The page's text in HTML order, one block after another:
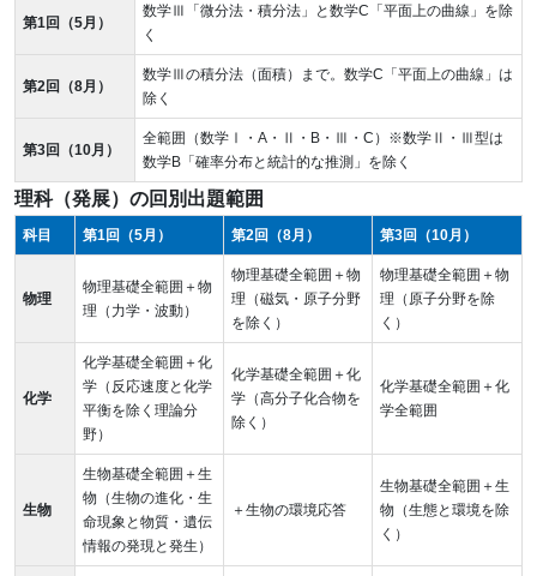
第1回（5月）
数学Ⅲ「微分法・積分法」と数学C「平面上の曲線」を除
く
第2回（8月）
数学Ⅲの積分法（面積）まで。数学C「平面上の曲線」は
除く
第3回（10月）
全範囲（数学Ⅰ・A・Ⅱ・B・Ⅲ・C）※数学Ⅱ・Ⅲ型は
数学B「確率分布と統計的な推測」を除く
理科（発展）の回別出題範囲
科目 第1回（5月） 第2回（8月） 第3回（10月）
物理
物理基礎全範囲＋物
理（力学・波動）
物理基礎全範囲＋物
理（磁気・原子分野
を除く）
物理基礎全範囲＋物
理（原子分野を除
く）
化学
化学基礎全範囲＋化
学（反応速度と化学
平衡を除く理論分
野）
化学基礎全範囲＋化
学（高分子化合物を
除く）
化学基礎全範囲＋化
学全範囲
生物
生物基礎全範囲＋生
物（生物の進化・生
命現象と物質・遺伝
情報の発現と発生）
＋生物の環境応答
生物基礎全範囲＋生
物（生態と環境を除
く）